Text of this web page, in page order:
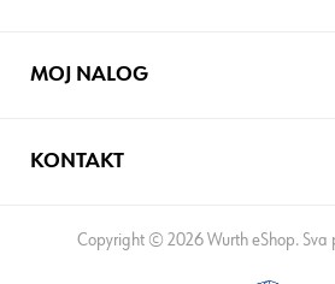
MOJ NALOG
KONTAKT
Copyright © 2026 Wurth eShop. Sva